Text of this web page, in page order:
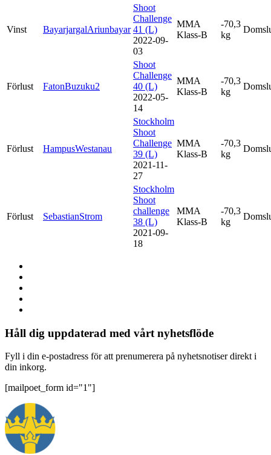
Vinst BayarjargalAriunbayar
Shoot
Challenge
41 (L)
2022-09-
03
MMA
Klass-B
-70,3
kg
Förlust FatonBuzuku2
Shoot
Challenge
40 (L)
2022-05-
14
MMA
Klass-B
-70,3
kg
Förlust HampusWestanau
Stockholm
Shoot
Challenge
39 (L)
2021-11-
27
MMA
Klass-B
-70,3
kg
Förlust SebastianStrom
Stockholm
Shoot
challenge
38 (L)
2021-09-
18
MMA
Klass-B
-70,3
kg
Håll dig uppdaterad med vårt nyhetsflöde
Fyll i din e-postadress för att prenumerera på nyhetsnotiser direkt i
din inkorg.
[mailpoet_form id="1"]